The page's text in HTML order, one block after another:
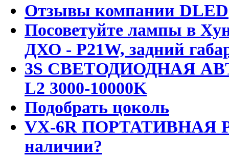
Отзывы компании DLED
Посоветуйте лампы в
ДХО - P21W, задний
3S СВЕТОДИОДНАЯ
L2 3000-10000K
Подобрать цоколь
VX-6R ПОРТАТИВНАЯ
наличии?